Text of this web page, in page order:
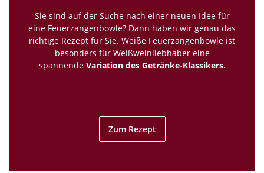
Sie sind auf der Suche nach einer neuen Idee für
eine Feuerzangenbowle? Dann haben wir genau das
richtige Rezept für Sie. Weiße Feuerzangenbowle ist
besonders für Weißweinliebhaber eine
spannende Variation des Getränke-Klassikers.
Zum Rezept